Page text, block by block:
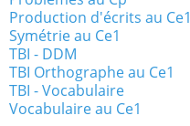
Production d'écrits au Ce1
Symétrie au Ce1
TBI - DDM
TBI Orthographe au Ce1
TBI - Vocabulaire
Vocabulaire au Ce1